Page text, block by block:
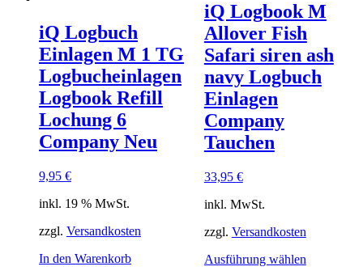
iQ Logbuch
Einlagen M 1 TG
Logbucheinlagen
Logbook Refill
Lochung 6
Company Neu
9,95 €
inkl. 19 % MwSt.
zzgl. Versandkosten
In den Warenkorb
iQ Logbook M
Allover Fish
Safari siren ash
navy Logbuch
Einlagen
Company
Tauchen
33,95 €
inkl. MwSt.
zzgl. Versandkosten
Ausführung wählenDieses